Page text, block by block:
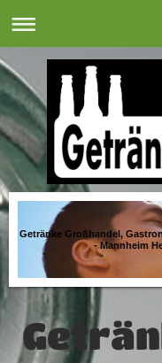
Getränke Großhandel,
- Mannheim